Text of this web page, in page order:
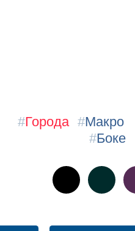
#Города #Макро
#Боке